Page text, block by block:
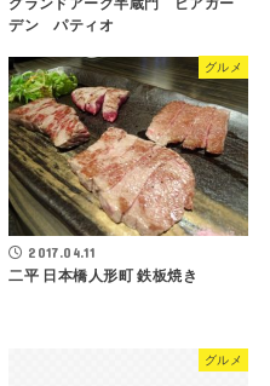
グランドアーク半蔵門 ビアガー
デン パティオ
グルメ
2017.04.11
二平 日本橋人形町 鉄板焼き
グルメ